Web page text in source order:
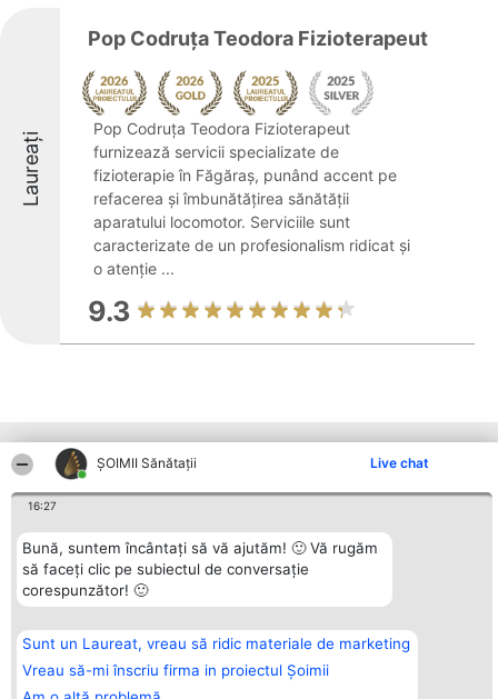
ŞOIMII Sănătații Live chat
16:27
Bună, suntem încântați să vă ajutăm! 🙂 Vă rugăm
să faceți clic pe subiectul de conversație
corespunzător! 🙂
Sunt un Laureat, vreau să ridic materiale de marketing
Vreau să-mi înscriu firma in proiectul Șoimii
Laureați
Pop Codruța Teodora Fizioterapeut
Pop Codruța Teodora Fizioterapeut
furnizează servicii specializate de
fizioterapie în Făgăraș, punând accent pe
refacerea și îmbunătățirea sănătății
aparatului locomotor. Serviciile sunt
caracterizate de un profesionalism ridicat și
o atenție ...
9.3
Alte firme din zonă
Organizator Ranking
BRIGHT SOLUTIONS BR SRL
Aleea Timisul De Sus 2 Bl. A30
Sc. A Et. 4 Ap. 13 Cod 061952
București
tel: +40 770 990 492
Plebiscyt
Câștigătorii
Lista Tuturor
Politica de
confidențialitate
Contact
Contact